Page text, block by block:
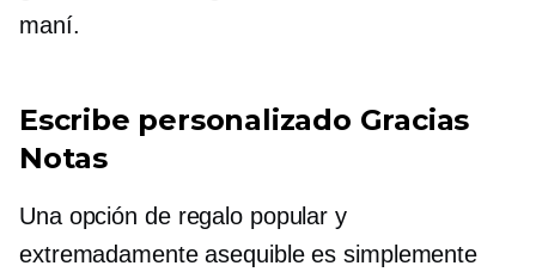
maní.
Escribe personalizado Gracias
Notas
Una opción de regalo popular y
extremadamente asequible es simplemente